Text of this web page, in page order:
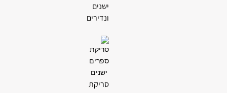
ישנים
ונדירים
סריקת